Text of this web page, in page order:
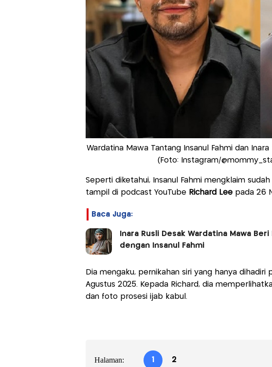
Wardatina Mawa Tantang Insanul Fahmi dan
(Foto: Instagram/
Seperti diketahui, Insanul Fahmi mengklaim
tampil di podcast YouTube Richard Leepada 26
Baca Juga:
Inara Rusli Desak Wardatina Mawa
dengan Insanul Fahmi
Dia mengaku, pernikahan siri yang hanya
Agustus 2025. Kepada Richard, dia
dan foto prosesi ijab kabul.
Halaman: 1 2